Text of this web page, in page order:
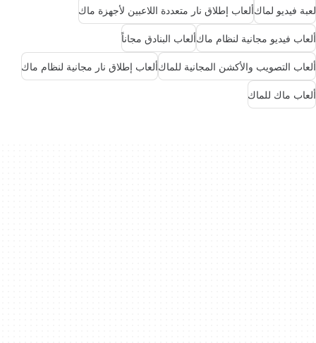
لعبة فيديو لماكألعاب إطلاق نار متعددة اللاعبين لأجهزة ماك
ألعاب فيديو مجانية لنظام ماكألعاب البنادق مجاناً
ألعاب التصويب والأكشن المجانية للماكألعاب إطلاق نار مجانية لنظام ماك
ألعاب ماك للماك